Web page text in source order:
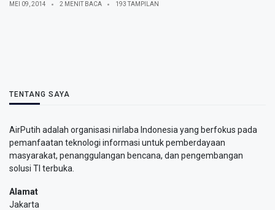
MEI 09, 2014 2 MENIT BACA 193 TAMPILAN
TENTANG SAYA
AirPutih adalah organisasi nirlaba Indonesia yang berfokus pada
pemanfaatan teknologi informasi untuk pemberdayaan
masyarakat, penanggulangan bencana, dan pengembangan
solusi TI terbuka.
Alamat
Jakarta